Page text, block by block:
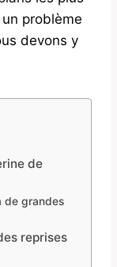
problème
devons y
de
de grandes
reprises